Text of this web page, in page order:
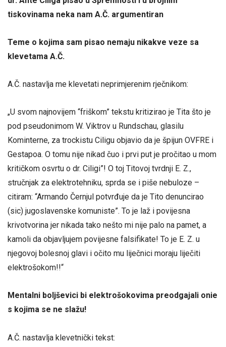
tiskovinama neka nam A.Č. argumentiran
Teme o kojima sam pisao nemaju nikakve veze sa
klevetama A.Č.
A.Č. nastavlja me klevetati neprimjerenim rječnikom:
„U svom najnovijem “friškom” tekstu kritizirao je Tita što je
pod pseudonimom W. Viktrov u Rundschau, glasilu
Kominterne, za trockistu Ciligu objavio da je špijun OVFRE i
Gestapoa. O tomu nije nikad čuo i prvi put je pročitao u mom
kritičkom osvrtu o dr. Ciligi”! O toj Titovoj tvrdnji E. Z.,
stručnjak za elektrotehniku, sprda se i piše nebuloze –
citiram: “Armando Černjul potvrđuje da je Tito denuncirao
(sic) jugoslavenske komuniste”. To je laž i povijesna
krivotvorina jer nikada tako nešto mi nije palo na pamet, a
kamoli da objavljujem povijesne falsifikate! To je E. Z. u
njegovoj bolesnoj glavi i očito mu liječnici moraju liječiti
elektrošokom!!“
Mentalni boljševici bi elektrošokovima preodgajali onie
s kojima se ne slažu!
A.Č. nastavlja klevetnički tekst: